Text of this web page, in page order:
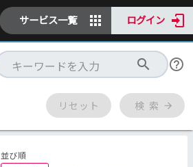
サービス一覧 ログイン
リセット 検 索
並び順